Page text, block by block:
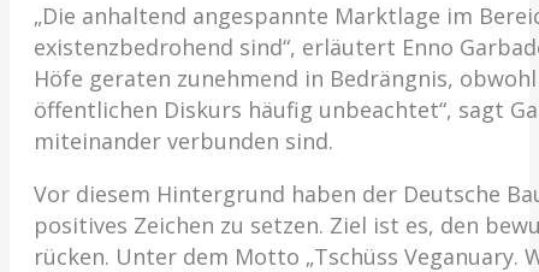
„Die anhaltend angespannte Marktlage im
existenzbedrohend sind“, erläutert Enno
Höfe geraten zunehmend in Bedrängnis,
öffentlichen Diskurs häufig unbeachtet“, sagt
miteinander verbunden sind.
Vor diesem Hintergrund haben der Deutsche
positives Zeichen zu setzen. Ziel ist es, den
rücken. Unter dem Motto „Tschüss Veganuary.